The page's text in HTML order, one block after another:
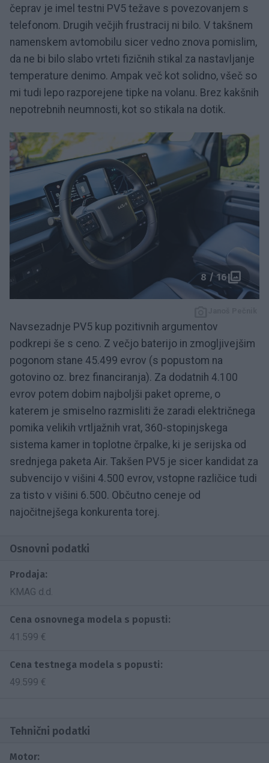
čeprav je imel testni PV5 težave s povezovanjem s
telefonom. Drugih večjih frustracij ni bilo. V takšnem
namenskem avtomobilu sicer vedno znova pomislim,
da ne bi bilo slabo vrteti fizičnih stikal za nastavljanje
temperature denimo. Ampak več kot solidno, všeč so
mi tudi lepo razporejene tipke na volanu. Brez kakšnih
nepotrebnih neumnosti, kot so stikala na dotik.
8 / 16
Navsezadnje PV5 kup pozitivnih argumentov
podkrepi še s ceno. Z večjo baterijo in zmogljivejšim
pogonom stane 45.499 evrov (s popustom na
gotovino oz. brez financiranja). Za dodatnih 4.100
evrov potem dobim najboljši paket opreme, o
katerem je smiselno razmisliti že zaradi električnega
pomika velikih vrtljažnih vrat, 360-stopinjskega
sistema kamer in toplotne črpalke, ki je serijska od
srednjega paketa Air. Takšen PV5 je sicer kandidat za
subvencijo v višini 4.500 evrov, vstopne različice tudi
za tisto v višini 6.500. Občutno ceneje od
najočitnejšega konkurenta torej.
Osnovni podatki
Prodaja:
KMAG d.d.
Cena osnovnega modela s popusti:
41.599 €
Cena testnega modela s popusti:
49.599 €
Tehnični podatki
Motor: